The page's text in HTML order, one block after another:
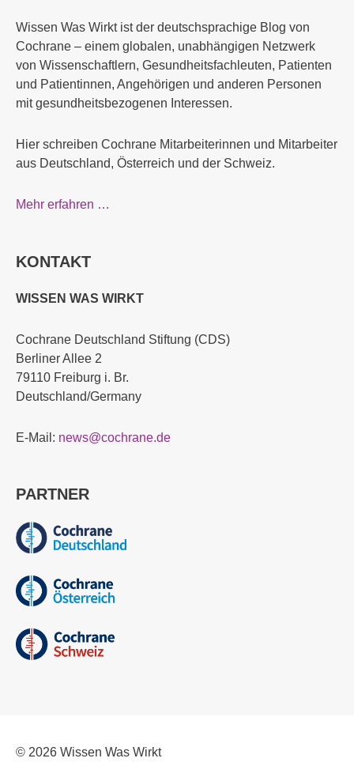
Wissen Was Wirkt ist der deutschsprachige Blog von
Cochrane – einem globalen, unabhängigen Netzwerk
von Wissenschaftlern, Gesundheitsfachleuten, Patienten
und Patientinnen, Angehörigen und anderen Personen
mit gesundheitsbezogenen Interessen.
Hier schreiben Cochrane Mitarbeiterinnen und Mitarbeiter
aus Deutschland, Österreich und der Schweiz.
Mehr erfahren …
KONTAKT
WISSEN WAS WIRKT
Cochrane Deutschland Stiftung (CDS)
Berliner Allee 2
79110 Freiburg i. Br.
Deutschland/Germany
E-Mail: news@cochrane.de
PARTNER
© 2026 Wissen Was Wirkt